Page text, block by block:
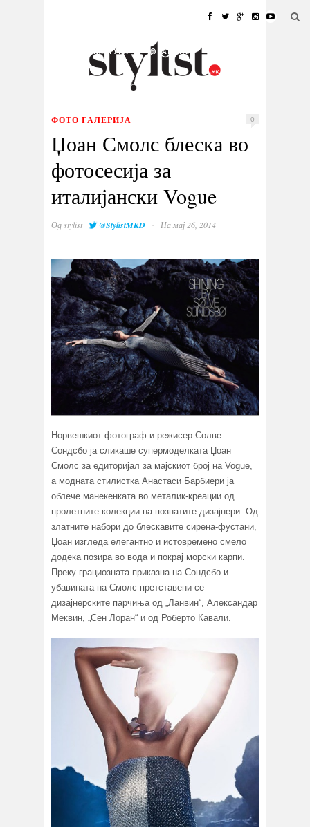
УБАВИНА
КУЛТУРА @РАБОТА
ИЗЛОГ
ФОТО ГАЛЕРИЈА 0
Џоан Смолс блеска во
фотосесија за
италијански Vogue
Одstylist @StylistMKD · На мај 26, 2014
Норвешкиот фотограф и режисер Солве
Сондсбо ја сликаше супермоделката Џоан
Смолс за едиторијал за мајскиот број на Vogue,
а модната стилистка Анастаси Барбиери ја
облече манекенката во металик-креации од
пролетните колекции на познатите дизајнери. Од
златните набори до блескавите сирена-фустани,
Џоан изгледа елегантно и истовремено смело
додека позира во вода и покрај морски карпи.
Преку грациозната приказна на Сондсбо и
убавината на Смолс претставени се
дизајнерските парчиња од „Ланвин“, Александар
Меквин, „Сен Лоран“ и од Роберто Кавали.